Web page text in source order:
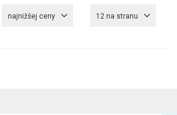
najnižšej ceny 12 na stranu